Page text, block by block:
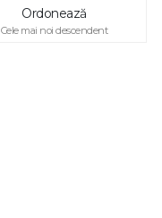
Ordonează
Cele mai noi descendent